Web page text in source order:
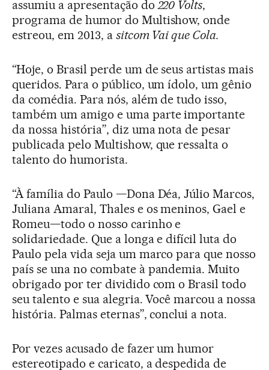
assumiu a apresentação do220 Volts,
programa de humor do Multishow, onde
estreou, em 2013, a sitcom Vai que Cola.
“Hoje, o Brasil perde um de seus artistas mais
queridos. Para o público, um ídolo, um gênio
da comédia. Para nós, além de tudo isso,
também um amigo e uma parte importante
da nossa história”, diz uma nota de pesar
publicada pelo Multishow, que ressalta o
talento do humorista.
“À família do Paulo —Dona Déa, Júlio Marcos,
Juliana Amaral, Thales e os meninos, Gael e
Romeu—todo o nosso carinho e
solidariedade. Que a longa e difícil luta do
Paulo pela vida seja um marco para que nosso
país se una no combate à pandemia. Muito
obrigado por ter dividido com o Brasil todo
seu talento e sua alegria. Você marcou a nossa
história. Palmas eternas”, conclui a nota.
Por vezes acusado de fazer um humor
estereotipado e caricato, a despedida de